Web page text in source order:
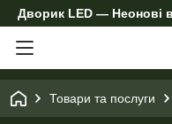
Дворик LED — Неонові
Товари та послуги